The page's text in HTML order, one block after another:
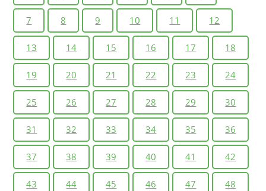
7 8 9 10 11 12
13 14 15 16 17 18
19 20 21 22 23 24
25 26 27 28 29 30
31 32 33 34 35 36
37 38 39 40 41 42
43 44 45 46 47 48